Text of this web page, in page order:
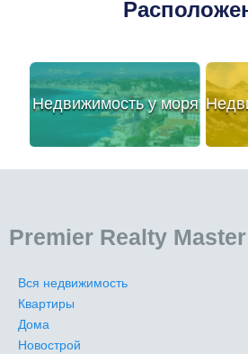
Недвижимость у моря
Premier Realty Master
Вся недвижимость
Квартиры
Дома
Новострой